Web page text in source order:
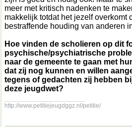
meer met kritisch nadenken te
makkelijk totdat het jezelf overkomt
bestraffende houding van anderen
Hoe vinden de scholieren op dit
psychische/psychiatrische
naar de gemeente te gaan met
dat zij nog kunnen en willen
tegens of gedachten zij hebben
deze jeugdwet?
http://www.petitiejeugdggz.nl/petitie/